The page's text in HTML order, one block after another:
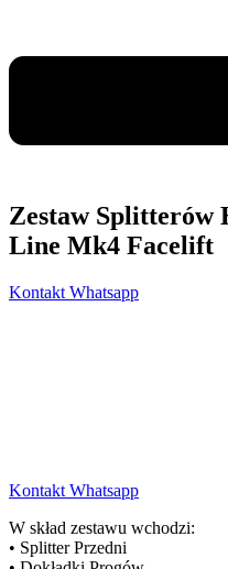
Zestaw Splitterów
Line Mk4 Facelift
Kontakt Whatsapp
Kontakt Whatsapp
W skład zestawu wchodzi:
• Splitter Przedni